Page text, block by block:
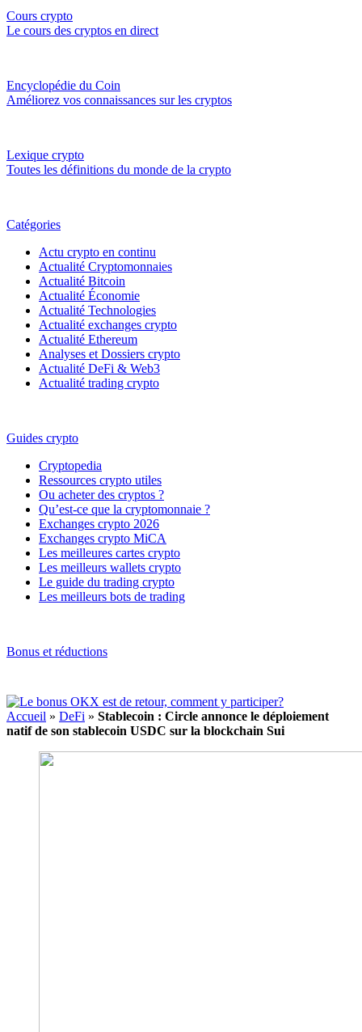
Cours crypto
Le cours des cryptos en direct
Encyclopédie du Coin
Améliorez vos connaissances sur les cryptos
Lexique crypto
Toutes les définitions du monde de la crypto
Catégories
Actu crypto en continu
Actualité Cryptomonnaies
Actualité Bitcoin
Actualité Économie
Actualité Technologies
Actualité exchanges crypto
Actualité Ethereum
Analyses et Dossiers crypto
Actualité DeFi & Web3
Actualité trading crypto
Guides crypto
Cryptopedia
Ressources crypto utiles
Ou acheter des cryptos ?
Qu’est-ce que la cryptomonnaie ?
Exchanges crypto 2026
Exchanges crypto MiCA
Les meilleures cartes crypto
Les meilleurs wallets crypto
Le guide du trading crypto
Les meilleurs bots de trading
Bonus et réductions
Accueil » DeFi » Stablecoin : Circle annonce le déploiement
natif de son stablecoin USDC sur la blockchain Sui